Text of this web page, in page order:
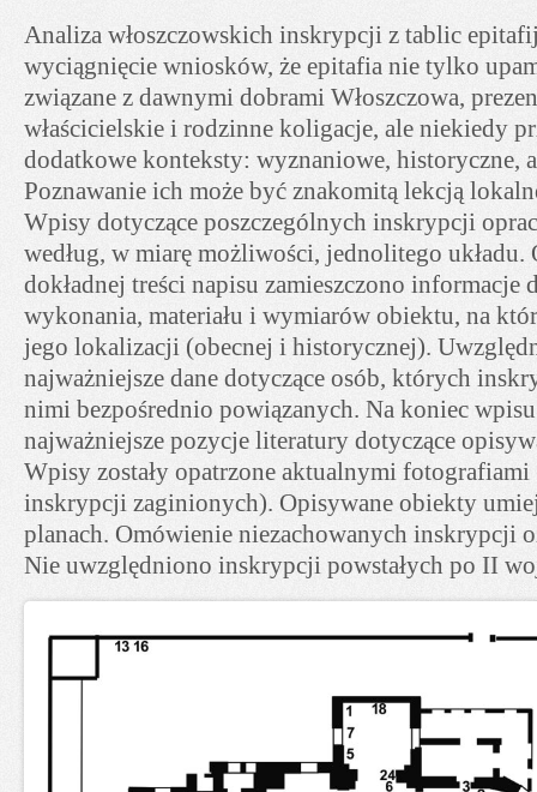
Analiza włoszczowskich inskrypcji z tablic
wyciągnięcie wniosków, że epitafia nie tylko
związane z dawnymi dobrami Włoszczowa,
właścicielskie i rodzinne koligacje, ale niekiedy
dodatkowe konteksty: wyznaniowe, historyczne,
Poznawanie ich może być znakomitą lekcją
Wpisy dotyczące poszczególnych inskrypcji
według, w miarę możliwości, jednolitego układu.
dokładnej treści napisu zamieszczono informacje
wykonania, materiału i wymiarów obiektu, na
jego lokalizacji (obecnej i historycznej).
najważniejsze dane dotyczące osób, których
nimi bezpośrednio powiązanych. Na koniec
najważniejsze pozycje literatury dotyczące
Wpisy zostały opatrzone aktualnymi
inskrypcji zaginionych). Opisywane obiekty
planach. Omówienie niezachowanych inskrypcji
Nie uwzględniono inskrypcji powstałych po II